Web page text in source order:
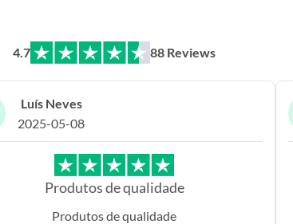
4.7 88 Reviews
Luís Neves
2025-05-08
Produtos de qualidade
Produtos de qualidade